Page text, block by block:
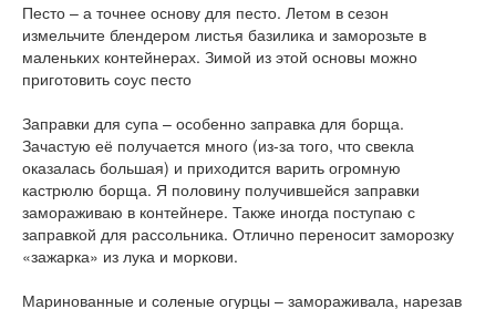
Песто – а точнее основу для песто. Летом в сезон
измельчите блендером листья базилика и заморозьте в
маленьких контейнерах. Зимой из этой основы можно
приготовить соус песто
Заправки для супа – особенно заправка для борща.
Зачастую её получается много (из-за того, что свекла
оказалась большая) и приходится варить огромную
кастрюлю борща. Я половину получившейся заправки
замораживаю в контейнере. Также иногда поступаю с
заправкой для рассольника. Отлично переносит заморозку
«зажарка» из лука и моркови.
Маринованные и соленые огурцы – замораживала, нарезав